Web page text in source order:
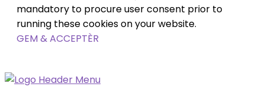
mandatory to procure user consent prior to
running these cookies on your website.
GEM & ACCEPTÈR